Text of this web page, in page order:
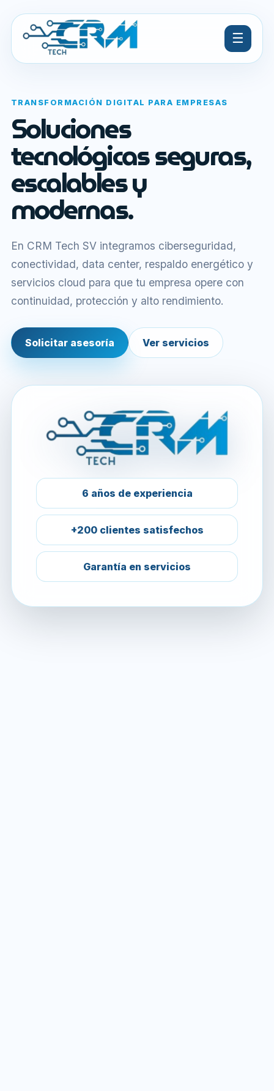
☰
TRANSFORMACIÓN DIGITAL PARA EMPRESAS
Soluciones
tecnológicas seguras,
escalables y
modernas.
En CRM Tech SV integramos ciberseguridad,
conectividad, data center, respaldo energético y
servicios cloud para que tu empresa opere con
continuidad, protección y alto rendimiento.
Solicitar asesoría Ver servicios
6 años de experiencia
+200 clientes satisfechos
Garantía en servicios